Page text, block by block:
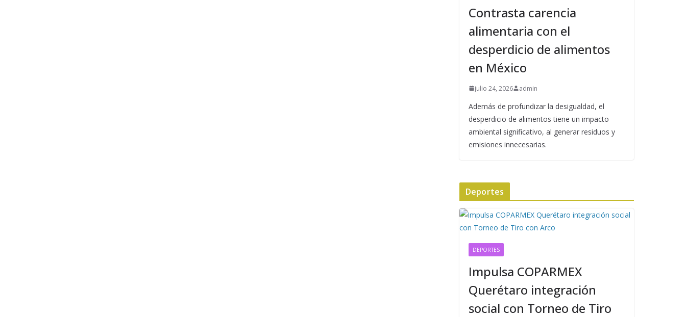
Contrasta carencia
alimentaria con el
desperdicio de alimentos
en México
julio 24, 2026 admin
Además de profundizar la desigualdad, el
desperdicio de alimentos tiene un impacto
ambiental significativo, al generar residuos y
emisiones innecesarias.
Deportes
DEPORTES
Impulsa COPARMEX
Querétaro integración
social con Torneo de Tiro